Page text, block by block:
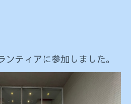
ティアに参加しました。